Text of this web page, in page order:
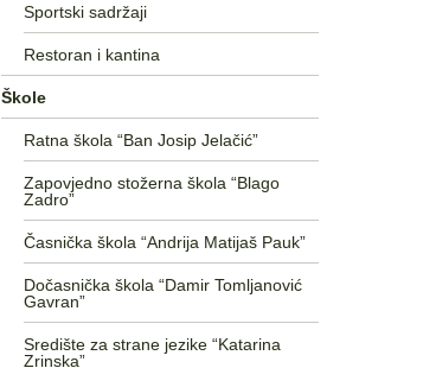
Sportski sadržaji
Restoran i kantina
Škole
Ratna škola “Ban Josip Jelačić”
Zapovjedno stožerna škola “Blago
Zadro”
Časnička škola “Andrija Matijaš Pauk”
Dočasnička škola “Damir Tomljanović
Gavran”
Središte za strane jezike “Katarina
Zrinska”